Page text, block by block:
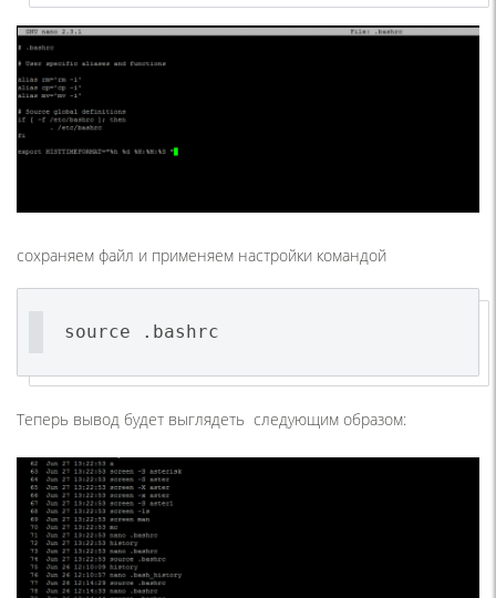
сохраняем файл и применяем настройки командой
source .bashrc
Теперь вывод будет выглядеть следующим образом: